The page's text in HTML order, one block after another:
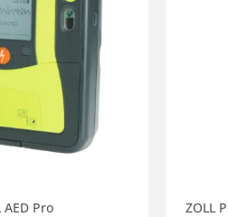
AED Pro
ZOLL